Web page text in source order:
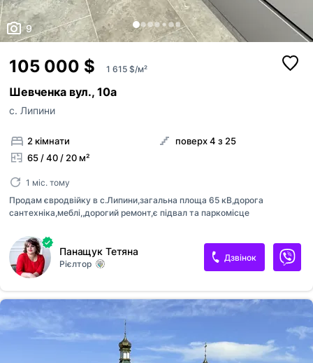
9
105 000 $ 1 615 $/м²
Шевченка вул., 10а
с. Липини
2 кімнати
65 / 40 / 20 м²
поверх 4 з 25
1 міс. тому
Продам євродвійку в с.Липини,загальна площа 65 кВ,дорога
сантехніка,меблі,,дорогий ремонт,є підвал та паркомісце
Панащук Тетяна
Рієлтор
Дзвінок